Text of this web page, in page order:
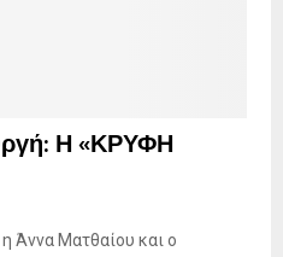
Η «ΚΡΥΦΗ
Άννα Ματθαίου και ο